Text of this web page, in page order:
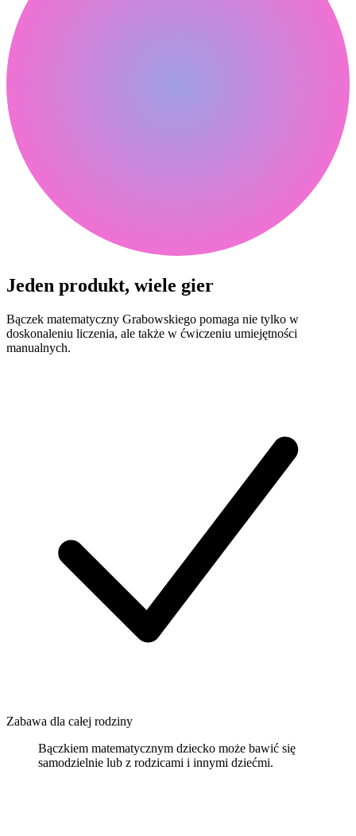
Jeden produkt, wiele gier
Bączek matematyczny Grabowskiego pomaga nie tylko w
doskonaleniu liczenia, ale także w ćwiczeniu umiejętności
manualnych.
Zabawa dla całej rodziny
Bączkiem matematycznym dziecko może bawić się
samodzielnie lub z rodzicami i innymi dziećmi.